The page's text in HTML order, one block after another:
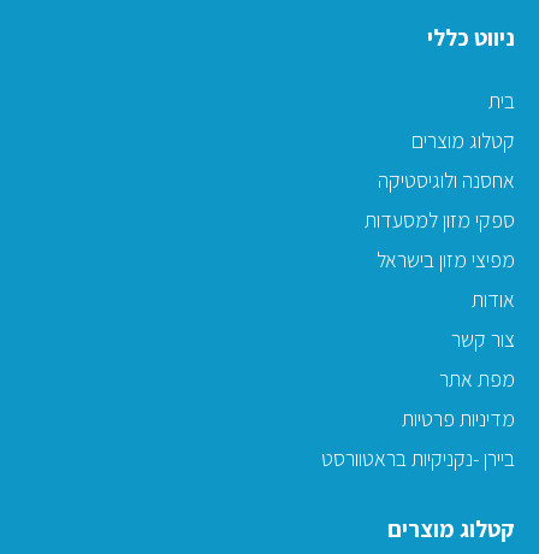
ניווט כללי
בית
קטלוג מוצרים
אחסנה ולוגיסטיקה
ספקי מזון למסעדות
מפיצי מזון בישראל
אודות
צור קשר
מפת אתר
מדיניות פרטיות
ביירן -נקניקיות בראטוורסט
קטלוג מוצרים